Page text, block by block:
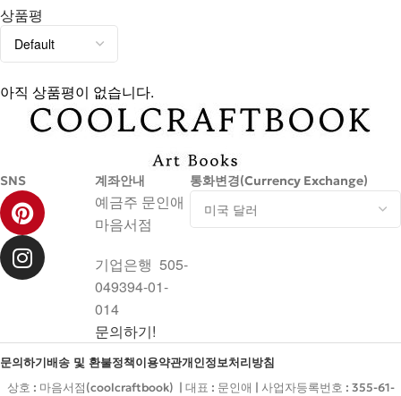
상품평
아직 상품평이 없습니다.
SNS 계좌안내
예금주 문인애
마음서점
기업은행 505-
049394-01-
014
문의하기!
통화변경(Currency Exchange)
문의하기배송 및 환불정책이용약관개인정보처리방침
상호 : 마음서점(coolcraftbook) | 대표 : 문인애 | 사업자등록번호 : 355-61-